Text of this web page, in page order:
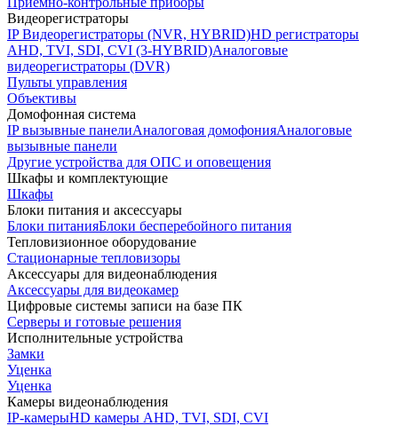
Видеорегистраторы
IP Видеорегистраторы (NVR, HYBRID)HD регистраторы
AHD, TVI, SDI, CVI (3-HYBRID)Аналоговые
видеорегистраторы (DVR)
Пульты управления
Объективы
Домофонная система
IP вызывные панелиАналоговая домофонияАналоговые
вызывные панели
Другие устройства для ОПС и оповещения
Шкафы и комплектующие
Шкафы
Блоки питания и аксессуары
Блоки питанияБлоки бесперебойного питания
Тепловизионное оборудование
Стационарные тепловизоры
Аксессуары для видеонаблюдения
Аксессуары для видеокамер
Цифровые системы записи на базе ПК
Серверы и готовые решения
Исполнительные устройства
Замки
Уценка
Уценка
Камеры видеонаблюдения
IP-камерыHD камеры AHD, TVI, SDI, CVI